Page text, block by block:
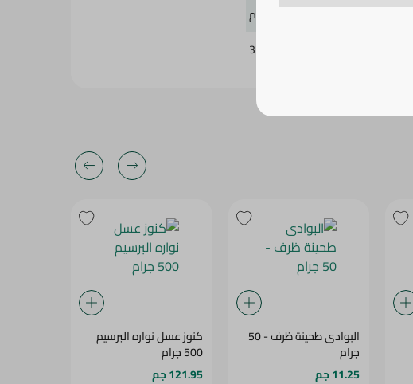
320 جرام
330387
البوادى طحينة ظرف - 50
جرام
11.25 جم
كنوز عسل نواره البرسيم
500 جرام
121.95 جم